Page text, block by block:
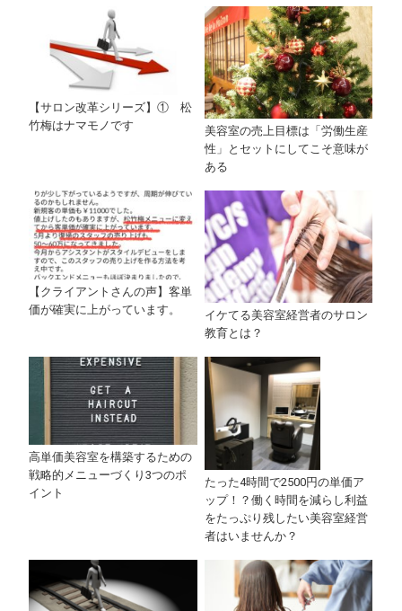
【サロン改革シリーズ】① 松
竹梅はナマモノです
美容室の売上目標は「労働生産
性」とセットにしてこそ意味が
ある
【クライアントさんの声】客単
価が確実に上がっています。
イケてる美容室経営者のサロン
教育とは？
高単価美容室を構築するための
戦略的メニューづくり3つのポ
イント
たった4時間で2500円の単価ア
ップ！？働く時間を減らし利益
をたっぷり残したい美容室経営
者はいませんか？